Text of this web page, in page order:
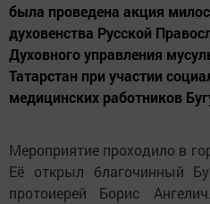
была проведена акция
духовенства Русской
Духовного управления
Татарстан при участии
медицинских работников
Мероприятие проходило в
Её открыл благочинный
протоиерей Борис